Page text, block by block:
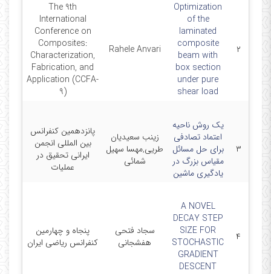
۲
Optimization
of the
laminated
composite
beam with
box section
under pure
shear load
Rahele Anvari
The 9th
International
Conference on
Composites:
Characterization,
Fabrication, and
Application (CCFA-
9)
12-
۳
یک روش ناحیه
اعتماد تصادفی
برای حل مسائل
مقیاس بزرگ در
یادگیری ماشین
زینب سعیدیان
طریی,مهسا سهیل
شمائی
پانزدهمین کنفرانس
بین المللی انجمن
ایرانی تحقیق در
عملیات
۴
A NOVEL
DECAY STEP
SIZE FOR
STOCHASTIC
GRADIENT
DESCENT
سجاد فتحی
هفشجانی
پنجاه و چهارمین
کنفرانس ریاضی ایران